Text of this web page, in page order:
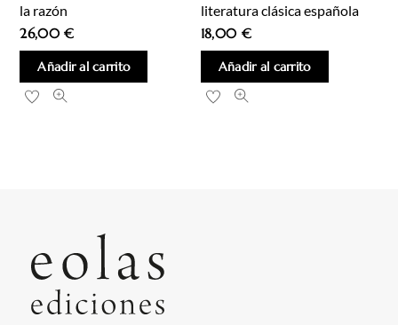
la razón
26,00€
Añadir al carrito
literatura clásica española
18,00 €
Añadir al carrito